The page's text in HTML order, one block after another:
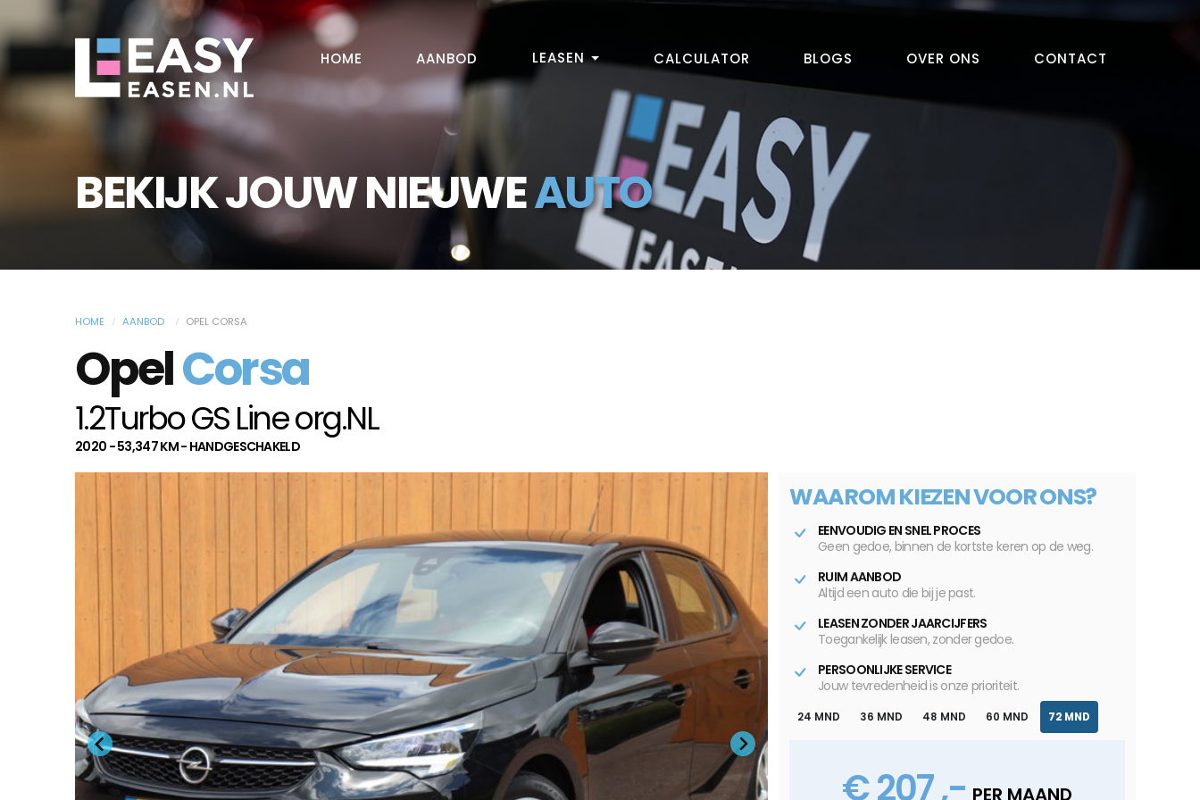
HOME AANBOD LEASEN CALCULATOR BLOGS OVER ONS CONTACT
BEKIJK JOUW NIEUWEAUTO
HOME AANBOD OPEL CORSA
OpelCorsa
1.2Turbo GS Line org.NL
2020 - 53,347 KM - HANDGESCHAKELD
WAAROM KIEZEN VOOR ONS?
EENVOUDIG EN SNEL PROCES
Geen gedoe, binnen de kortste keren op de weg.
RUIM AANBOD
Altijd een auto die bij je past.
LEASEN ZONDER JAARCIJFERS
Toegankelijk leasen, zonder gedoe.
PERSOONLIJKE SERVICE
Jouw tevredenheid is onze prioriteit.
24 MND 36 MND 48 MND 60 MND 72 MND
€ 207 ,- PER MAAND